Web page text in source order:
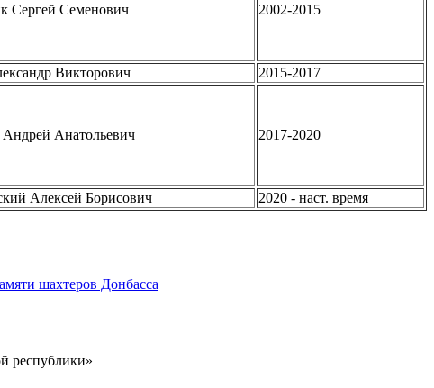
Сергей Семенович 2002-2015
Викторович 2015-2017
Анатольевич 2017-2020
Алексей Борисович 2020 - наст. время
шахтеров Донбасса
республики»